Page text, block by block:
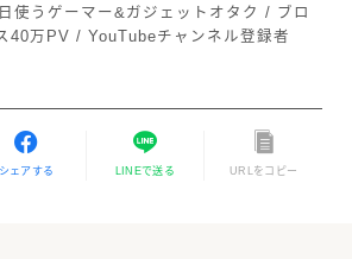
使うゲーマー&ガジェットオタク / ブロ
40万PV / YouTubeチャンネル登録者
シェアする LINEで送る URLをコピー